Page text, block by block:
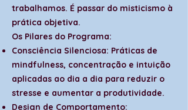
trabalhamos. É passar do misticismo à
prática objetiva.
Os Pilares do Programa:
Consciência Silenciosa: Práticas de
mindfulness, concentração e intuição
aplicadas ao dia a dia para reduzir o
stresse e aumentar a produtividade.
Design de Comportamento: